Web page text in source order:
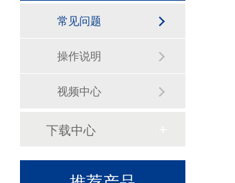
常见问题
操作说明
视频中心
下载中心
WH014X闪蒸气化器